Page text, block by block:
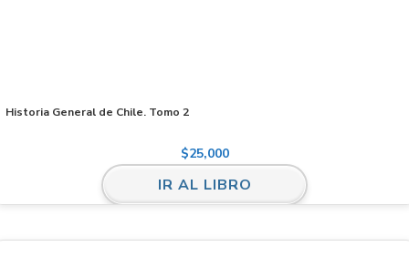
Historia General de Chile. Tomo 2
$25,000
IR AL LIBRO